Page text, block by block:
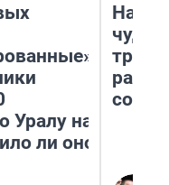
Уралу на
ли оно